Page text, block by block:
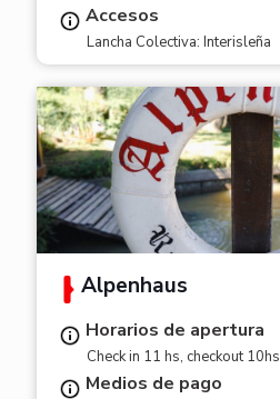
Accesos
Lancha Colectiva: Interisleña
Alpenhaus
Horarios de apertura
Check in 11 hs, checkout 10hs
Medios de pago